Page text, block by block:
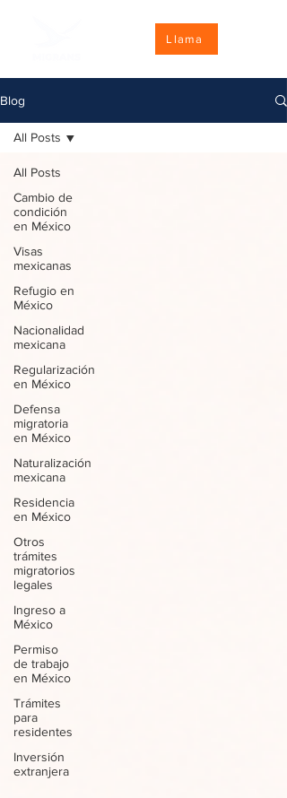
Llama
Blog
All Posts
Cambio de
condición
en México
Visas
mexicanas
Refugio en
México
Nacionalidad
mexicana
Regularización
en México
Defensa
migratoria
en México
Naturalización
mexicana
Residencia
en México
Otros
trámites
migratorios
legales
Ingreso a
México
Permiso
de trabajo
en México
Trámites
para
residentes
Inversión
extranjera
All Posts